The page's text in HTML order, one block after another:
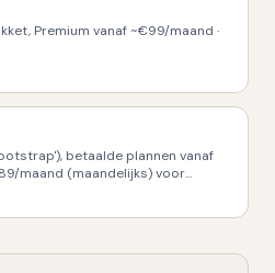
Premium vanaf ~€99/maand ·
betaalde plannen vanaf
maand (maandelijks) voor
Text Messaging, Breezy